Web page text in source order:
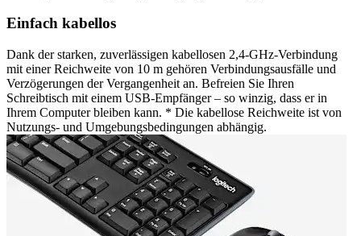
Einfach kabellos
Dank der starken, zuverlässigen kabellosen 2,4-GHz-Verbindung
mit einer Reichweite von 10 m gehören Verbindungsausfälle und
Verzögerungen der Vergangenheit an. Befreien Sie Ihren
Schreibtisch mit einem USB-Empfänger – so winzig, dass er in
Ihrem Computer bleiben kann. * Die kabellose Reichweite ist von
Nutzungs- und Umgebungsbedingungen abhängig.